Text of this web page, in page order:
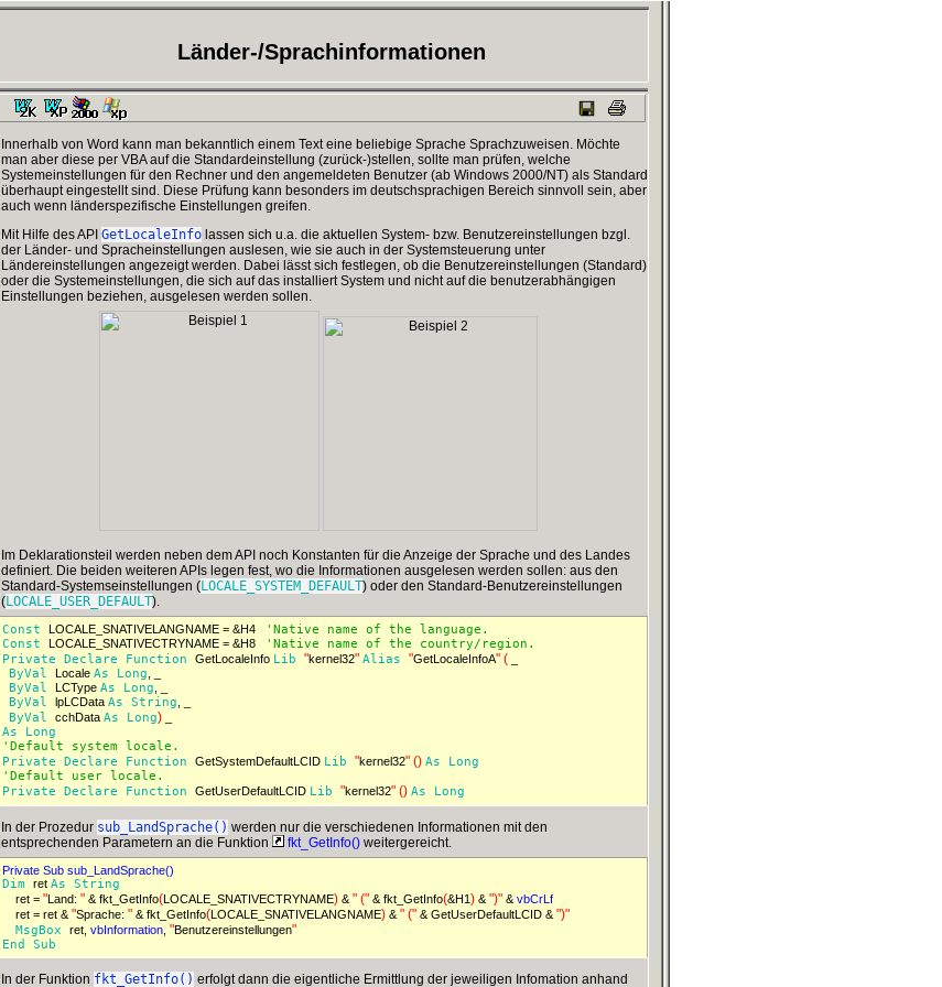
Länder-/Sprachinformationen
Innerhalb von Word kann man bekanntlich einem Text eine beliebige Sprache Sprachzuweisen. Möchte
man aber diese per VBA auf die Standardeinstellung (zurück-)stellen, sollte man prüfen, welche
Systemeinstellungen für den Rechner und den angemeldeten Benutzer (ab Windows 2000/NT) als Standard
überhaupt eingestellt sind. Diese Prüfung kann besonders im deutschsprachigen Bereich sinnvoll sein, aber
auch wenn länderspezifische Einstellungen greifen.
Mit Hilfe des API GetLocaleInfo lassen sich u.a. die aktuellen System- bzw. Benutzereinstellungen bzgl.
der Länder- und Spracheinstellungen auslesen, wie sie auch in der Systemsteuerung unter
Ländereinstellungen angezeigt werden. Dabei lässt sich festlegen, ob die Benutzereinstellungen (Standard)
oder die Systemeinstellungen, die sich auf das installiert System und nicht auf die benutzerabhängigen
Einstellungen beziehen, ausgelesen werden sollen.
Im Deklarationsteil werden neben dem API noch Konstanten für die Anzeige der Sprache und des Landes
definiert. Die beiden weiteren APIs legen fest, wo die Informationen ausgelesen werden sollen: aus den
Standard-Systemseinstellungen (LOCALE_SYSTEM_DEFAULT) oder den Standard-Benutzereinstellungen
(LOCALE_USER_DEFAULT).
Const LOCALE_SNATIVELANGNAME = &H4
'Native name of the language.
Const
LOCALE_SNATIVECTRYNAME = &H8
'Native name of the country/region.
Private
Declare Function GetLocaleInfo Lib "kernel32" Alias "GetLocaleInfoA" (
ByVal Locale As Long
ByVal LCType As Long
ByVal lpLCData As String
ByVal cchData As Long)
As
Long
'Default system locale.
Private
Declare Function GetSystemDefaultLCID Lib "kernel32" () As
Long
'Default user locale.
Private
Declare Function GetUserDefaultLCID Lib "kernel32" () As Long
In der Prozedur sub_LandSprache() werden nur die verschiedenen Informationen mit den
entsprechenden Parametern an die Funktion
fkt_GetInfo() weitergereicht.
Private Sub sub_LandSprache()
Dim ret As String
ret = "Land: " & fkt_GetInfo(LOCALE_SNATIVECTRYNAME) & " (" & fkt_GetInfo(&H1) & ")" & vbCrLf
ret = ret & "Sprache: " & fkt_GetInfo(LOCALE_SNATIVELANGNAME) & " (" & GetUserDefaultLCID & ")"
MsgBox ret, vbInformation, "Benutzereinstellungen"
End Sub
In der Funktion fkt_GetInfo() erfolgt dann die eigentliche Ermittlung der jeweiligen Infomation anhand